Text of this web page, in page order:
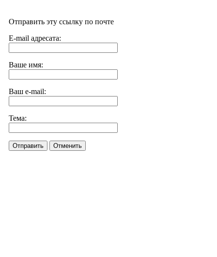
Отправить эту ссылку по почте
E-mail адресата:
Ваше имя:
Ваш e-mail:
Тема:
Отправить Отменить